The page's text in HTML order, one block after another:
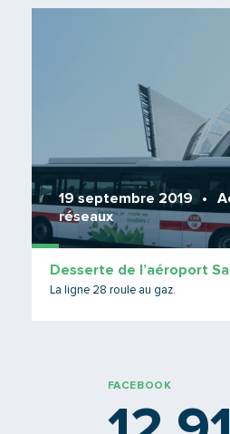
19 septembre 2019
réseaux
La ligne 28 roule au gaz.
FACEBOOK